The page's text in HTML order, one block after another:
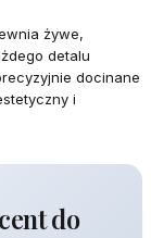
żywe,
detalu
docinane
i
do